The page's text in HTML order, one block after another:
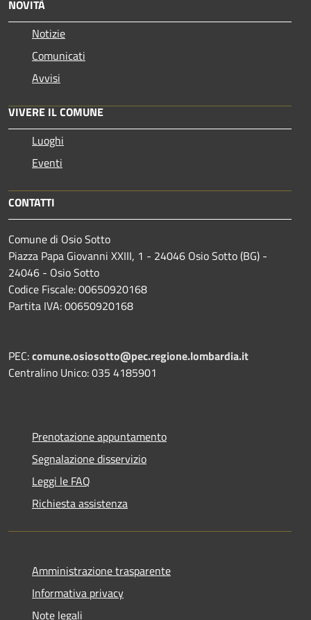
NOVITÀ
Notizie
Comunicati
Avvisi
VIVERE IL COMUNE
Luoghi
Eventi
CONTATTI
Comune di Osio Sotto
Piazza Papa Giovanni XXIII, 1 - 24046 Osio Sotto (BG) -
24046 - Osio Sotto
Codice Fiscale: 00650920168
Partita IVA: 00650920168
PEC:comune.osiosotto@pec.regione.lombardia.it
Centralino Unico: 035 4185901
Prenotazione appuntamento
Segnalazione disservizio
Leggi le FAQ
Richiesta assistenza
Amministrazione trasparente
Informativa privacy
Note legali